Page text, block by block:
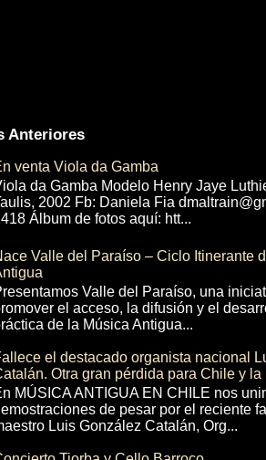
Anteriores
venta Viola da Gamba
da Gamba Modelo Henry Jaye
2002 Fb: Daniela Fia
Álbum de fotos aquí: htt...
Valle del Paraíso – Ciclo Itinerante
Valle del Paraíso, una
el acceso, la difusión y el
de la Música Antigua...
el destacado organista nacional
Otra gran pérdida para Chile y la
MÚSICA ANTIGUA EN CHILE nos
de pesar por el reciente
Luis González Catalán, Org...